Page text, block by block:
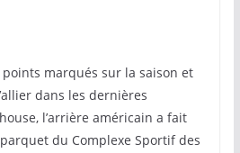
marqués sur la saison et
dans les dernières
l’arrière américain a fait
du Complexe Sportif des